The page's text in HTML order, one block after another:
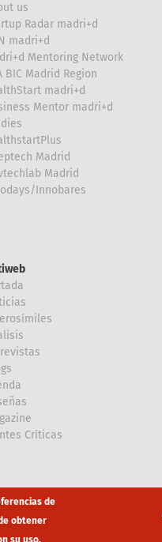
us
Radar madri+d
madri+d
Mentoring Network
BIC Madrid Region
madri+d
Mentor madri+d
Madrid
Madrid
Innobares
Críticas
de
obtener
su uso.